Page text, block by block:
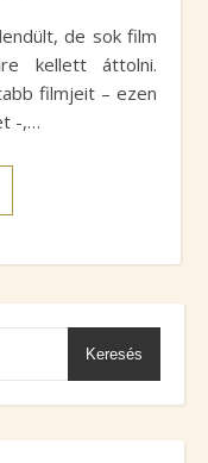
kellett áttolni.
filmjeit – ezen
-,…
Keresés